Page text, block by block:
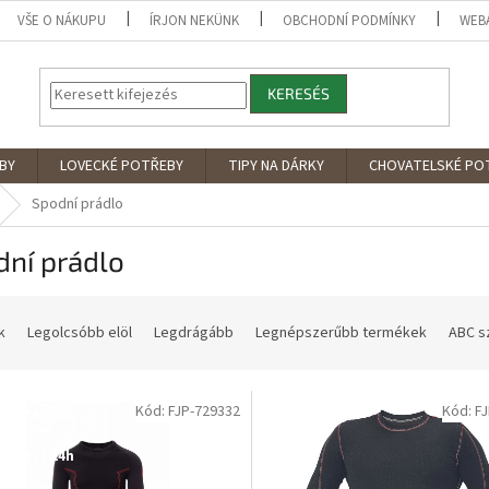
VŠE O NÁKUPU ÍRJON NEKÜNK OBCHODNÍ PODMÍNKY
KERESÉS
LOVECKÉ POTŘEBY TIPY NA DÁRKY CHOVATELSKÉ
Spodní prádlo
prádlo
Legolcsóbb elöl Legdrágább Legnépszerűbb termékek ABC
24h
Kód: FJP-729332 Kód: